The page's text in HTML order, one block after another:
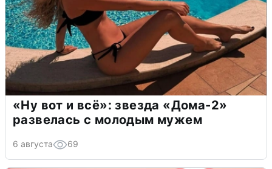
«Ну вот и всё»: звезда «Дома-2»
развелась с молодым мужем
6 августа 69